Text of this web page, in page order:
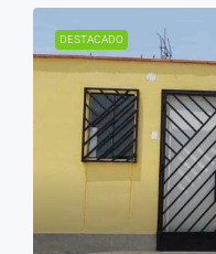
DESTACADO